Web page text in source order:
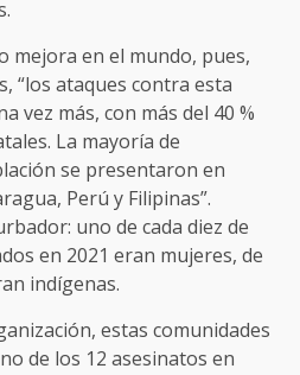
mejora en el mundo, pues,
“los ataques contra esta
vez más, con más del 40 %
La mayoría de
se presentaron en
Perú y Filipinas”.
uno de cada diez de
en 2021 eran mujeres, de
indígenas.
estas comunidades
de los 12 asesinatos en